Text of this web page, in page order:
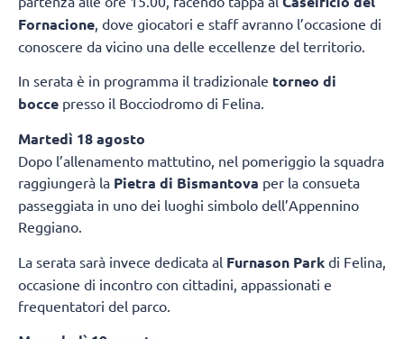
Fornacione , dove giocatori e staff avranno l’occasione di
conoscere da vicino una delle eccellenze del territorio.
In serata è in programma il tradizionale torneo di
bocce presso il Bocciodromo di Felina.
Martedì 18 agosto
Dopo l’allenamento mattutino, nel pomeriggio la squadra
raggiungerà la Pietra di Bismantova per la consueta
passeggiata in uno dei luoghi simbolo dell’Appennino
Reggiano.
La serata sarà invece dedicata al Furnason Park di Felina,
occasione di incontro con cittadini, appassionati e
frequentatori del parco.